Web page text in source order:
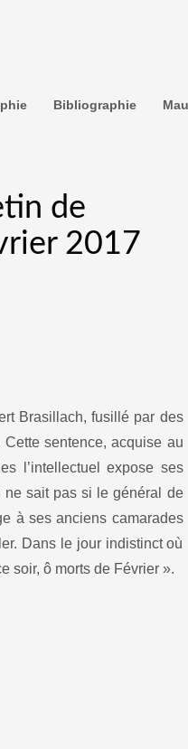
Bibliographie
de
2017
Brasillach, fusillé par des
sentence, acquise au
l’intellectuel expose ses
ne sait pas si le général de
à ses anciens camarades
Dans le jour indistinct où
soir, ô morts de Février ».